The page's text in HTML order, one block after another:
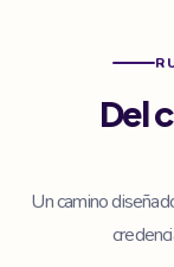
Del
Un camino